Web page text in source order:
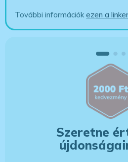
További információkezen a
Szeretne